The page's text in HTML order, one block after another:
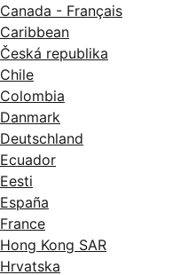
Canada - Français
Caribbean
Česká republika
Chile
Colombia
Danmark
Deutschland
Ecuador
Eesti
España
France
Hong Kong SAR
Hrvatska